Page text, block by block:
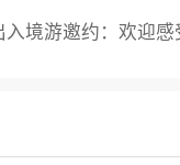
约：欢迎感受无滤镜的真实